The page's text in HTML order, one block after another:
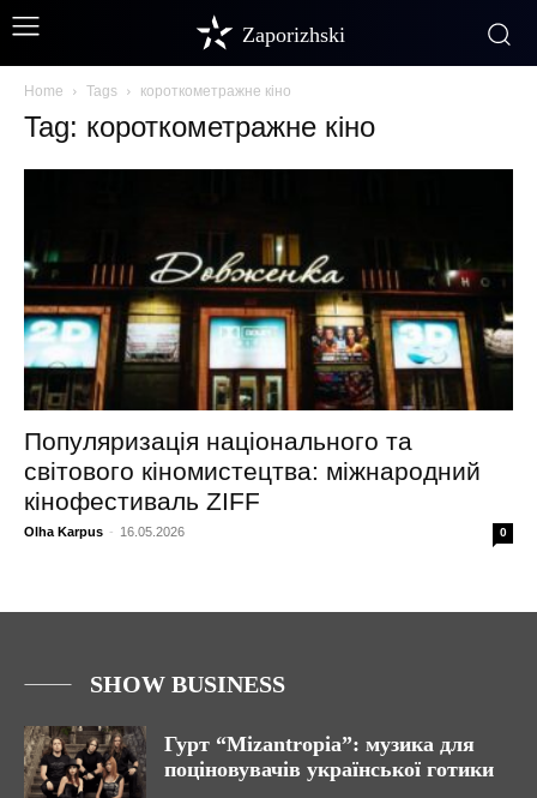
Zaporizhski
Home Tags короткометражне кіно
Tag: короткометражне кіно
Популяризація національного та
світового кіномистецтва: міжнародний
кінофестиваль ZIFF
Olha Karpus - 16.05.2026 0
SHOW BUSINESS
Гурт “Mizantropia”: музика для
поціновувачів української готики